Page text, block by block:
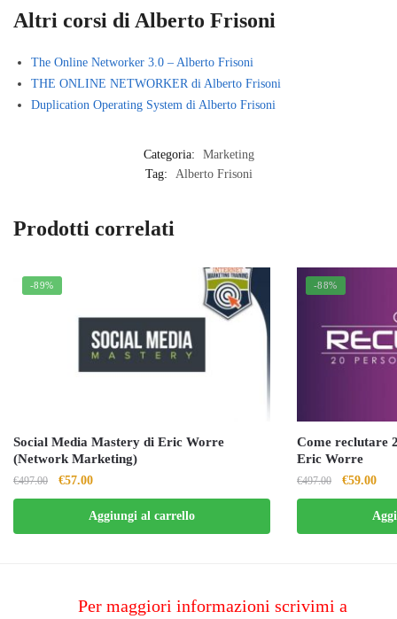
Altri corsi di Alberto Frisoni
The Online Networker 3.0 – Alberto Frisoni
THE ONLINE NETWORKER di Alberto Frisoni
Duplication Operating System di Alberto Frisoni
Categoria:
Marketing
Tag:
Alberto Frisoni
Prodotti correlati
-89%
Social Media Mastery di Eric Worre
(Network Marketing)
€497.00
Il
prezzo
originale
era:
€57.00Il
prezzo
attuale
è:
Aggiungi al carrello
-88%
Come reclutare
Eric Worre
€497.00
Il
prezzo
originale
era:
€59.00Il
è:
Per maggiori informazioni scrivimi a